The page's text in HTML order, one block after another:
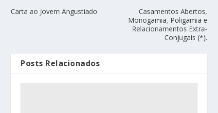
Carta ao Jovem Angustiado
Casamentos Abertos,
Monogamia, Poligamia e
Relacionamentos Extra-
Conjugais (*).
Posts Relacionados